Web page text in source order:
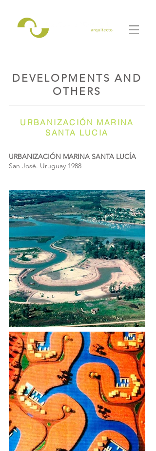
URBANIZACIÓN MARINA SANTA LUCÍA
San José. Uruguay 1988
DEVELOPMENTS AND
OTHERS
URBANIZACIÓN MARINA
SANTA LUCIA